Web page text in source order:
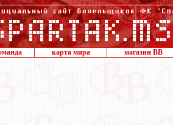
карта мира магазин ВВ